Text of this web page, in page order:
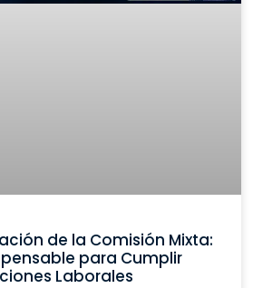
de la Comisión Mixta:
para Cumplir
Laborales